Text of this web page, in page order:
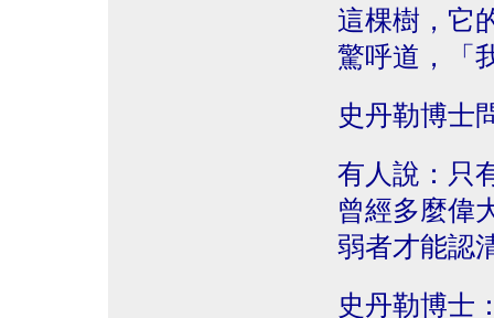
這棵樹，它
驚呼道，「
史丹勒博士
有人說：只
曾經多麼偉
弱者才能認
史丹勒博士